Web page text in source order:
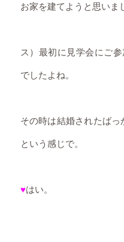
お家を建てようと思いま
ス）最初に見学会にご
でしたよね。
その時は結婚されたばっ
という感じで。
♥はい。